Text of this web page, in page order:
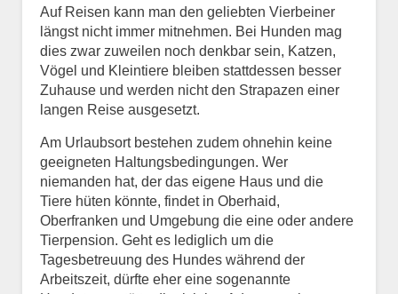
Auf Reisen kann man den geliebten Vierbeiner
längst nicht immer mitnehmen. Bei Hunden mag
dies zwar zuweilen noch denkbar sein, Katzen,
Vögel und Kleintiere bleiben stattdessen besser
Zuhause und werden nicht den Strapazen einer
langen Reise ausgesetzt.
Am Urlaubsort bestehen zudem ohnehin keine
geeigneten Haltungsbedingungen. Wer
niemanden hat, der das eigene Haus und die
Tiere hüten könnte, findet in Oberhaid,
Oberfranken und Umgebung die eine oder andere
Tierpension. Geht es lediglich um die
Tagesbetreuung des Hundes während der
Arbeitszeit, dürfte eher eine sogenannte